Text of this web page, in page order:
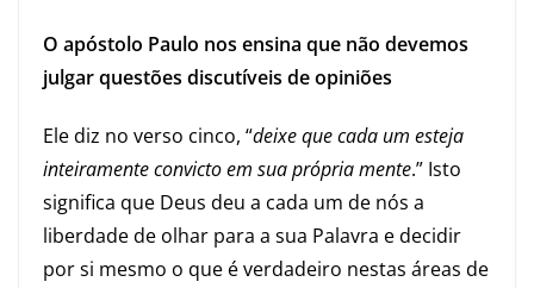
O apóstolo Paulo nos ensina que não devemos
julgar questões discutíveis de opiniões
Ele diz no verso cinco, “deixe que cada um esteja
inteiramente convicto em sua própria mente.” Isto
significa que Deus deu a cada um de nós a
liberdade de olhar para a sua Palavra e decidir
por si mesmo o que é verdadeiro nestas áreas de